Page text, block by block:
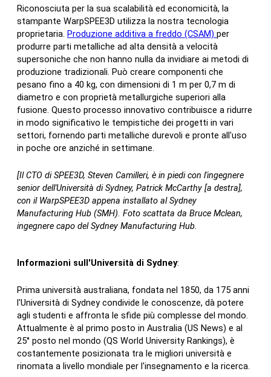
Riconosciuta per la sua scalabilità ed economicità, la
stampante WarpSPEE3D utilizza la nostra tecnologia
proprietaria. Produzione additiva a freddo (CSAM)per
produrre parti metalliche ad alta densità a velocità
supersoniche che non hanno nulla da invidiare ai metodi di
produzione tradizionali. Può creare componenti che
pesano fino a 40 kg, con dimensioni di 1 m per 0,7 m di
diametro e con proprietà metallurgiche superiori alla
fusione. Questo processo innovativo contribuisce a ridurre
in modo significativo le tempistiche dei progetti in vari
settori, fornendo parti metalliche durevoli e pronte all'uso
in poche ore anziché in settimane.
[Il CTO di SPEE3D, Steven Camilleri, è in piedi con l'ingegnere
senior dell'Università di Sydney, Patrick McCarthy [a destra],
con il WarpSPEE3D appena installato al Sydney
Manufacturing Hub (SMH). Foto scattata da Bruce Mclean,
ingegnere capo del Sydney Manufacturing Hub.
Informazioni sull'Università di Sydney:
Prima università australiana, fondata nel 1850, da 175 anni
l'Università di Sydney condivide le conoscenze, dà potere
agli studenti e affronta le sfide più complesse del mondo.
Attualmente è al primo posto in Australia (US News) e al
25° posto nel mondo (QS World University Rankings), è
costantemente posizionata tra le migliori università e
rinomata a livello mondiale per l'insegnamento e la ricerca.